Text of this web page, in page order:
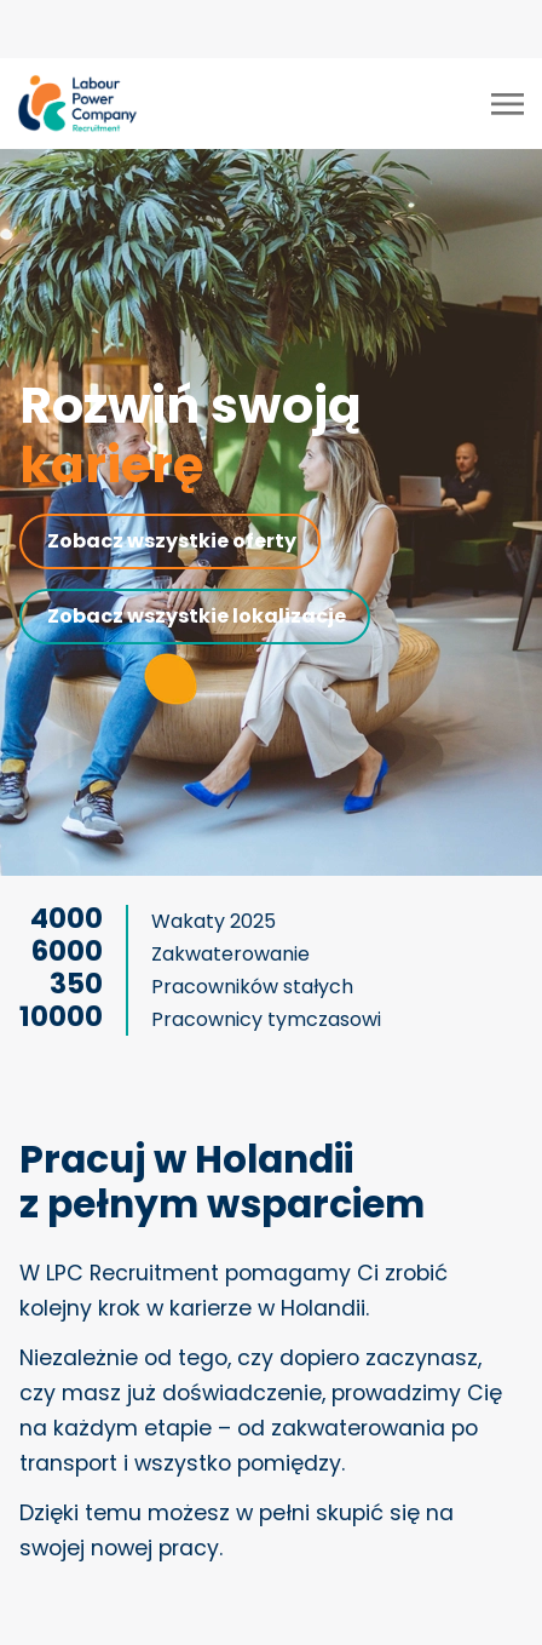
tiktok-developers-site-
verification=LY0DYTZWcaZFcbB5z5CmFJBdmZXOxOdD
Rozwiń swoją
karierę
Zobacz wszystkie oferty
Zobacz wszystkie lokalizacje
4000 Wakaty 2025
6000 Zakwaterowanie
350 Pracowników stałych
10000 Pracownicy tymczasowi
Pracuj w Holandii
z pełnym wsparciem
W LPC Recruitment pomagamy Ci zrobić
kolejny krok w karierze w Holandii.
Niezależnie od tego, czy dopiero zaczynasz,
czy masz już doświadczenie, prowadzimy Cię
na każdym etapie – od zakwaterowania po
transport i wszystko pomiędzy.
Dzięki temu możesz w pełni skupić się na
swojej nowej pracy.